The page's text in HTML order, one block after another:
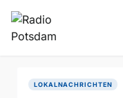
LOKALNACHRICHTEN